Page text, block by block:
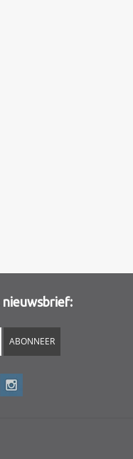
nieuwsbrief:
ABONNEER